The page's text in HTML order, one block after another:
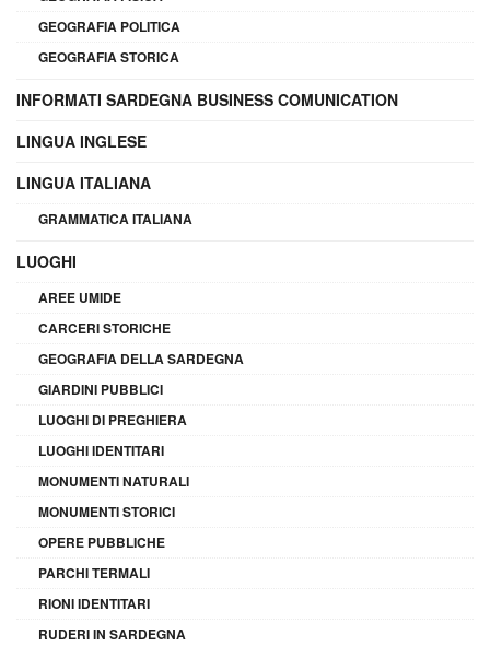
GEOGRAFIA POLITICA
GEOGRAFIA STORICA
INFORMATI SARDEGNA BUSINESS COMUNICATION
LINGUA INGLESE
LINGUA ITALIANA
GRAMMATICA ITALIANA
LUOGHI
AREE UMIDE
CARCERI STORICHE
GEOGRAFIA DELLA SARDEGNA
GIARDINI PUBBLICI
LUOGHI DI PREGHIERA
LUOGHI IDENTITARI
MONUMENTI NATURALI
MONUMENTI STORICI
OPERE PUBBLICHE
PARCHI TERMALI
RIONI IDENTITARI
RUDERI IN SARDEGNA